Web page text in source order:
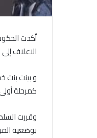
أكدت
الاعلاف
كمرحلة
بوضعية